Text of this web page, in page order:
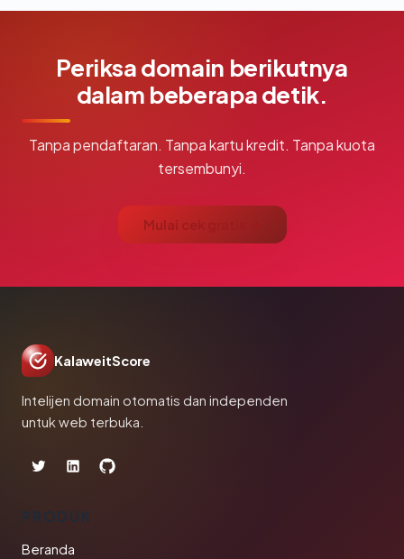
Periksa domain berikutnya
dalam beberapa detik.
Tanpa pendaftaran. Tanpa kartu kredit. Tanpa kuota
tersembunyi.
Mulai cek gratis →
KalaweitScore
Intelijen domain otomatis dan independen
untuk web terbuka.
PRODUK
Beranda